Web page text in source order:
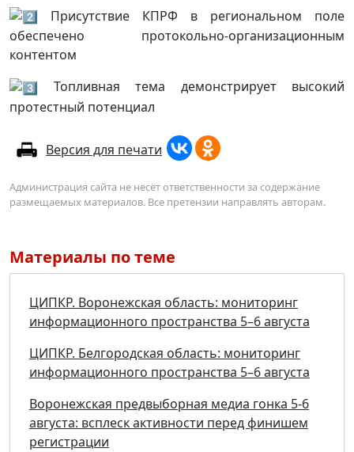
Присутствие КПРФ в региональном поле
обеспечено протокольно-организационным
контентом
Топливная тема демонстрирует высокий
протестный потенциал
Версия для печати
Администрация сайта не несёт ответственности за содержание
размещаемых материалов. Все претензии направлять авторам.
Материалы по теме
ЦИПКР. Воронежская область: мониторинг
информационного пространства 5–6 августа
ЦИПКР. Белгородская область: мониторинг
информационного пространства 5–6 августа
Воронежская предвыборная медиа гонка 5-6
августа: всплеск активности перед финишем
регистрации